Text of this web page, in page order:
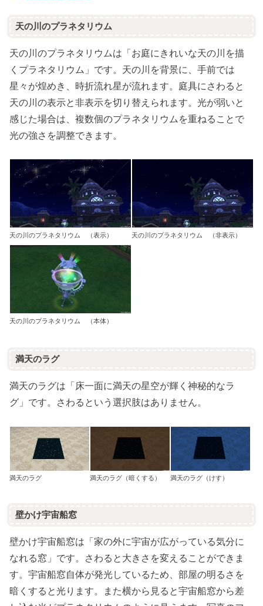
天の川のプラネタリウム
天の川のプラネタリウムは「お庭にきれいな天の川を描
くプラネタリウム」です。天の川を背景に、手前では
星々が煌めき、時折流れ星が流れます。庭具にさわると
天の川の表示と非表示を切り替えられます。光が弱いと
感じた場合は、複数個のプラネタリウムを重ねることで
光の強さを調整できます。
天の川のプラネタリウム （表示） 天の川のプラネタリウム （非表示）
天の川のプラネタリウム （本体）
満天のラグ
満天のラグは「床一面に満天の星空が輝く神秘的なラ
グ」です。さわるという選択肢はありません。
満天のラグ 満天のラグ（暗くする） 満天のラグ（けす）
壁かけ宇宙船窓
壁かけ宇宙船窓は「家の外に宇宙が広がっている気分に
なれる窓」です。さわると大きさを変えることができま
す。宇宙船窓自体が発光しているため、部屋の明るさを
暗くすると光ります。また横から見ると宇宙船窓から差